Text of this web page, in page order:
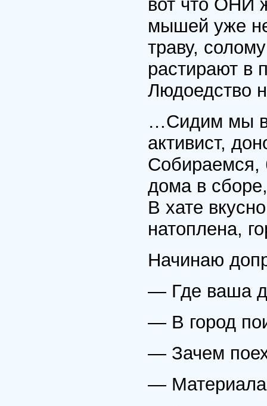
вот что ОНИ
мышей уже
траву,
растирают в
Людоедство
…Сидим мы в
активист,
Собираемся,
дома в
В хате
натоплена,
Начинаю
— Где ваша
— В город
— Зачем
— Материала